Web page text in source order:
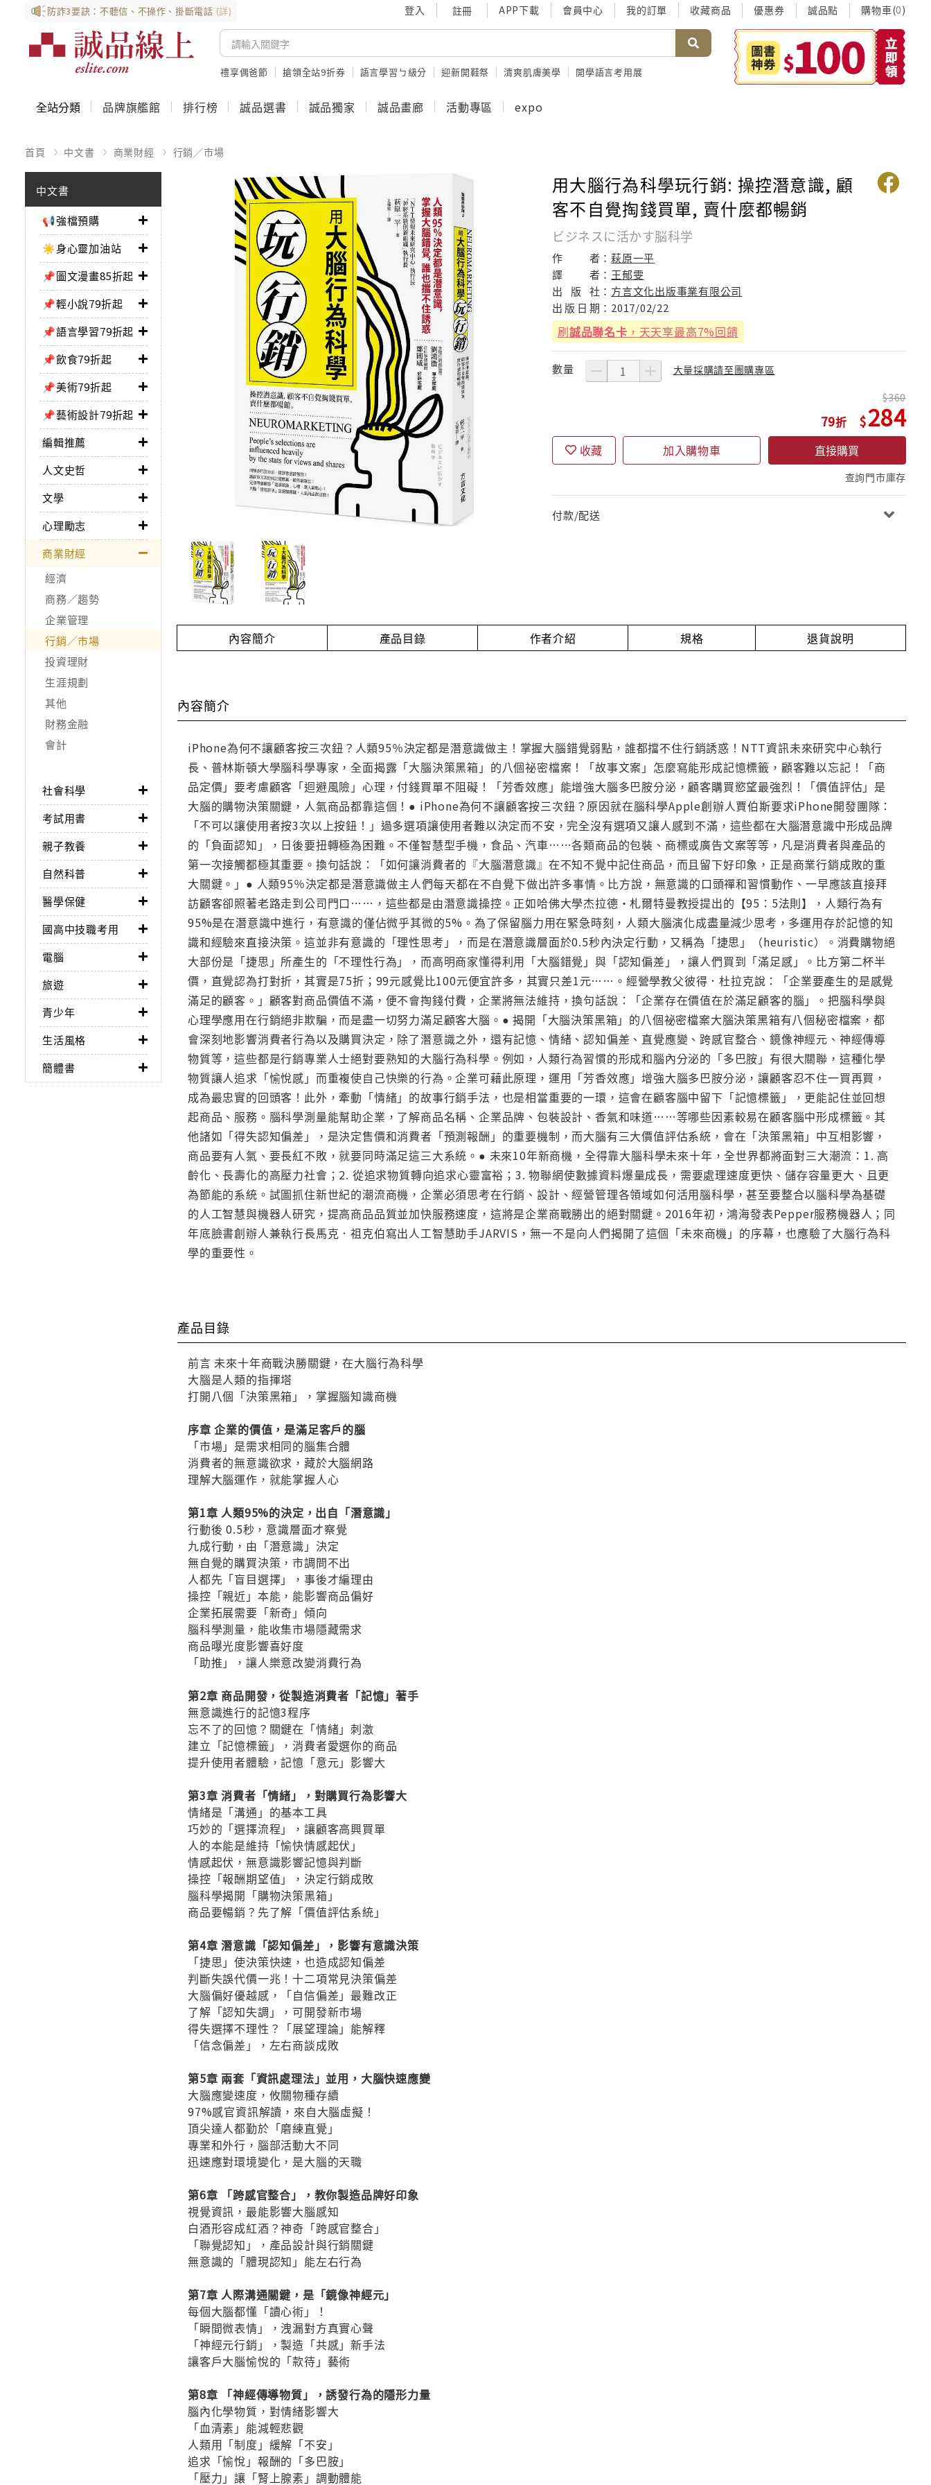
防詐3要訣：不聽信、不操作、掛斷電話 (詳) 登入 註冊 APP下載 會員中心 我的訂單 收藏商品 優惠券 誠品點 購物車(0)
禮享偶爸節 搶領全站9折券 語言學習ㄅ級分 迎新開鞋祭 清爽肌膚美學 開學語言考用展
全站分類 品牌旗艦館 排行榜 誠品選書 誠品獨家 誠品畫廊 活動專區 expo
首頁 中文書 商業財經 行銷／市場
中文書
📢強檔預購
☀️身心靈加油站
📌圖文漫畫85折起
📌輕小說79折起
📌語言學習79折起
📌飲食79折起
📌美術79折起
📌藝術設計79折起
編輯推薦
人文史哲
文學
心理勵志
商業財經
經濟
商務／趨勢
企業管理
行銷／市場
投資理財
生涯規劃
其他
財務金融
會計
社會科學
考試用書
親子教養
自然科普
醫學保健
國高中技職考用
電腦
旅遊
青少年
生活風格
簡體書
用大腦行為科學玩行銷: 操控潛意識, 顧
客不自覺掏錢買單, 賣什麼都暢銷
ビジネスに活かす脳科学
作 者：萩原一平
譯
者： 王郁雯
出
版 社： 方言文化出版事業有限公司
出 版 日 期： 2017/02/22
刷誠品聯名卡 ，天天享最高7%回饋
數量 大量採購請至團購專區
79
360
284
收藏 加入購物車 直接購買
查詢門市庫存
付款/配送
內容簡介 產品目錄 作者介紹 規格 退貨說明
內容簡介
iPhone為何不讓顧客按三次鈕？人類95％決定都是潛意識做主！掌握大腦錯覺弱點，誰都擋不住行銷誘惑！NTT資訊未來研究中心執行
長、普林斯頓大學腦科學專家，全面揭露「大腦決策黑箱」的八個祕密檔案！「故事文案」怎麼寫能形成記憶標籤，顧客難以忘記！「商
品定價」要考慮顧客「迴避風險」心理，付錢買單不阻礙！「芳香效應」能增強大腦多巴胺分泌，顧客購買慾望最強烈！「價值評估」是
大腦的購物決策關鍵，人氣商品都靠這個！● iPhone為何不讓顧客按三次鈕？原因就在腦科學Apple創辦人賈伯斯要求iPhone開發團隊：
「不可以讓使用者按3次以上按鈕！」過多選項讓使用者難以決定而不安，完全沒有選項又讓人感到不滿，這些都在大腦潛意識中形成品牌
的「負面認知」，日後要扭轉極為困難。不僅智慧型手機，食品、汽車……各類商品的包裝、商標或廣告文案等等，凡是消費者與產品的
第一次接觸都極其重要。換句話說：「如何讓消費者的『大腦潛意識』在不知不覺中記住商品，而且留下好印象，正是商業行銷成敗的重
大關鍵。」● 人類95％決定都是潛意識做主人們每天都在不自覺下做出許多事情。比方說，無意識的口頭禪和習慣動作、一早應該直接拜
訪顧客卻照著老路走到公司門口……，這些都是由潛意識操控。正如哈佛大學杰拉德・札爾特曼教授提出的【95：5法則】，人類行為有
95%是在潛意識中進行，有意識的僅佔微乎其微的5%。為了保留腦力用在緊急時刻，人類大腦演化成盡量減少思考，多運用存於記憶的知
識和經驗來直接決策。這並非有意識的「理性思考」，而是在潛意識層面於0.5秒內決定行動，又稱為「捷思」（heuristic）。消費購物絕
大部份是「捷思」所產生的「不理性行為」，而高明商家懂得利用「大腦錯覺」與「認知偏差」，讓人們買到「滿足感」。比方第二杯半
價，直覺認為打對折，其實是75折；99元感覺比100元便宜許多，其實只差1元……。經營學教父彼得．杜拉克說：「企業要產生的是感覺
滿足的顧客。」顧客對商品價值不滿，便不會掏錢付費，企業將無法維持，換句話說：「企業存在價值在於滿足顧客的腦」。把腦科學與
心理學應用在行銷絕非欺騙，而是盡一切努力滿足顧客大腦。● 揭開「大腦決策黑箱」的八個祕密檔案大腦決策黑箱有八個秘密檔案，都
會深刻地影響消費者行為以及購買決定，除了潛意識之外，還有記憶、情緒、認知偏差、直覺應變、跨感官整合、鏡像神經元、神經傳導
物質等，這些都是行銷專業人士絕對要熟知的大腦行為科學。例如，人類行為習慣的形成和腦內分泌的「多巴胺」有很大關聯，這種化學
物質讓人追求「愉悅感」而重複使自己快樂的行為。企業可藉此原理，運用「芳香效應」增強大腦多巴胺分泌，讓顧客忍不住一買再買，
成為最忠實的回頭客！此外，牽動「情緒」的故事行銷手法，也是相當重要的一環，這會在顧客腦中留下「記憶標籤」，更能記住並回想
起商品、服務。腦科學測量能幫助企業，了解商品名稱、企業品牌、包裝設計、香氣和味道……等哪些因素較易在顧客腦中形成標籤。其
他諸如「得失認知偏差」，是決定售價和消費者「預測報酬」的重要機制，而大腦有三大價值評估系統，會在「決策黑箱」中互相影響，
商品要有人氣、要長紅不敗，就要同時滿足這三大系統。● 未來10年新商機，全得靠大腦科學未來十年，全世界都將面對三大潮流：1. 高
齡化、長壽化的高壓力社會；2. 從追求物質轉向追求心靈富裕；3. 物聯網使數據資料爆量成長，需要處理速度更快、儲存容量更大、且更
為節能的系統。試圖抓住新世紀的潮流商機，企業必須思考在行銷、設計、經營管理各領域如何活用腦科學，甚至要整合以腦科學為基礎
的人工智慧與機器人研究，提高商品品質並加快服務速度，這將是企業商戰勝出的絕對關鍵。2016年初，鴻海發表Pepper服務機器人；同
年底臉書創辦人兼執行長馬克．祖克伯寫出人工智慧助手JARVIS，無一不是向人們揭開了這個「未來商機」的序幕，也應驗了大腦行為科
學的重要性。
產品目錄
前言 未來十年商戰決勝關鍵，在大腦行為科學
大腦是人類的指揮塔
打開八個「決策黑箱」，掌握腦知識商機
序章 企業的價值，是滿足客戶的腦
「市場」是需求相同的腦集合體
消費者的無意識欲求，藏於大腦網路
理解大腦運作，就能掌握人心
第1章 人類95%的決定，出自「潛意識」
行動後 0.5秒，意識層面才察覺
九成行動，由「潛意識」決定
無自覺的購買決策，市調問不出
人都先「盲目選擇」，事後才編理由
操控「親近」本能，能影響商品偏好
企業拓展需要「新奇」傾向
腦科學測量，能收集市場隱藏需求
商品曝光度影響喜好度
「助推」，讓人樂意改變消費行為
第2章 商品開發，從製造消費者「記憶」著手
無意識進行的記憶3程序
忘不了的回憶？關鍵在「情緒」刺激
建立「記憶標籤」，消費者愛選你的商品
提升使用者體驗，記憶「意元」影響大
第3章 消費者「情緒」，對購買行為影響大
情緒是「溝通」的基本工具
巧妙的「選擇流程」，讓顧客高興買單
人的本能是維持「愉快情感起伏」
情感起伏，無意識影響記憶與判斷
操控「報酬期望值」，決定行銷成敗
腦科學揭開「購物決策黑箱」
商品要暢銷？先了解「價值評估系統」
第4章 潛意識「認知偏差」，影響有意識決策
「捷思」使決策快速，也造成認知偏差
判斷失誤代價一兆！十二項常見決策偏差
大腦偏好優越感，「自信偏差」最難改正
了解「認知失調」，可開發新市場
得失選擇不理性？「展望理論」能解釋
「信念偏差」，左右商談成敗
第5章 兩套「資訊處理法」並用，大腦快速應變
大腦應變速度，攸關物種存續
97%感官資訊解讀，來自大腦虛擬！
頂尖達人都勤於「磨練直覺」
專業和外行，腦部活動大不同
迅速應對環境變化，是大腦的天職
第6章 「跨感官整合」，教你製造品牌好印象
視覺資訊，最能影響大腦感知
白酒形容成紅酒？神奇「跨感官整合」
「聯覺認知」，產品設計與行銷關鍵
無意識的「體現認知」能左右行為
第7章 人際溝通關鍵，是「鏡像神經元」
每個大腦都懂「讀心術」！
「瞬間微表情」，洩漏對方真實心聲
「神經元行銷」，製造「共感」新手法
讓客戶大腦愉悅的「款待」藝術
第8章 「神經傳導物質」，誘發行為的隱形力量
腦內化學物質，對情緒影響大
「血清素」能減輕悲觀
人類用「制度」緩解「不安」
追求「愉悅」報酬的「多巴胺」
「壓力」讓「腎上腺素」調動體能